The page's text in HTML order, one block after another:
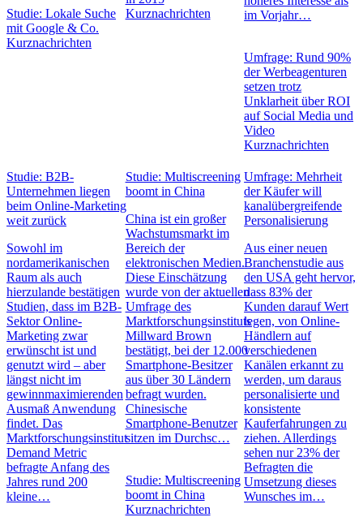
Studie: Lokale Suche
mit Google & Co.
Kurznachrichten
Kurznachrichten
im Vorjahr…
Umfrage: Rund 90%
der Werbeagenturen
setzen trotz
Unklarheit über ROI
auf Social Media und
Video
Kurznachrichten
Studie: B2B-
Unternehmen liegen
beim Online-Marketing
weit zurück
Sowohl im
nordamerikanischen
Raum als auch
hierzulande bestätigen
Studien, dass im B2B-
Sektor Online-
Marketing zwar
erwünscht ist und
genutzt wird – aber
längst nicht im
gewinnmaximierenden
Ausmaß Anwendung
findet. Das
Marktforschungsinstitut
Demand Metric
befragte Anfang des
Jahres rund 200
kleine…
Studie: Multiscreening
boomt in China
China ist ein großer
Wachstumsmarkt im
Bereich der
elektronischen Medien.
Diese Einschätzung
wurde von der aktuellen
Umfrage des
Marktforschungsinstituts
Millward Brown
bestätigt, bei der 12.000
Smartphone-Besitzer
aus über 30 Ländern
befragt wurden.
Chinesische
Smartphone-Benutzer
sitzen im Durchsc…
Studie: Multiscreening
boomt in China
Kurznachrichten
Umfrage: Mehrheit
der Käufer will
kanalübergreifende
Personalisierung
Aus einer neuen
Branchenstudie aus
den USA geht hervor,
dass 83% der
Kunden darauf Wert
legen, von Online-
Händlern auf
verschiedenen
Kanälen erkannt zu
werden, um daraus
personalisierte und
konsistente
Kauferfahrungen zu
ziehen. Allerdings
sehen nur 23% der
Befragten die
Umsetzung dieses
Wunsches im…